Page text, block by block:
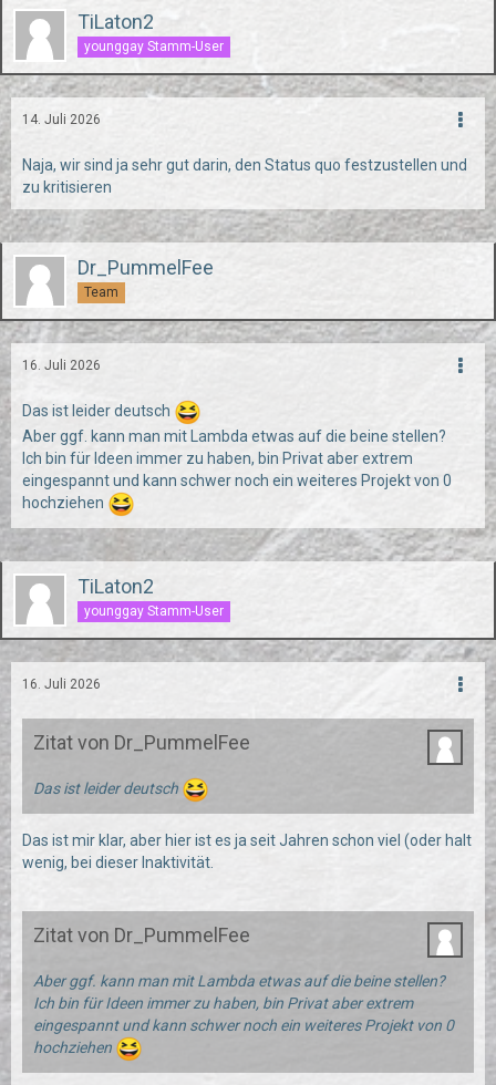
TiLaton2
younggay Stamm-User
14. Juli 2026
Naja, wir sind ja sehr gut darin, den Status quo festzustellen und
zu kritisieren
Dr_PummelFee
Team
16. Juli 2026
Das ist leider deutsch
Aber ggf. kann man mit Lambda etwas auf die beine stellen?
Ich bin für Ideen immer zu haben, bin Privat aber extrem
eingespannt und kann schwer noch ein weiteres Projekt von 0
hochziehen
TiLaton2
younggay Stamm-User
16. Juli 2026
Zitat von Dr_PummelFee
Das ist leider deutsch
Das ist mir klar, aber hier ist es ja seit Jahren schon viel (oder halt
wenig, bei dieser Inaktivität.
Zitat von Dr_PummelFee
Aber ggf. kann man mit Lambda etwas auf die beine stellen?
Ich bin für Ideen immer zu haben, bin Privat aber extrem
eingespannt und kann schwer noch ein weiteres Projekt von 0
hochziehen